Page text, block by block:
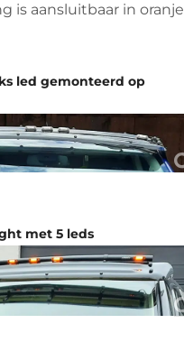
is aansluitbaar in oranje
led gemonteerd op
met 5 leds